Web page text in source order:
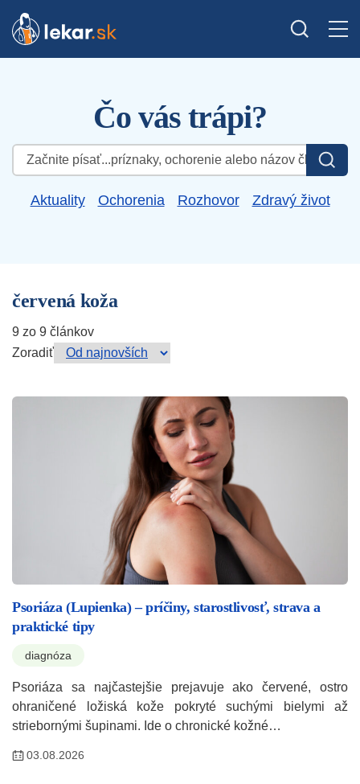
Čo vás trápi?
Hľadať:
Aktuality Ochorenia Rozhovor Zdravý život
červená koža
9 zo 9 článkov
Zoradiť
Psoriáza (Lupienka) – príčiny, starostlivosť, strava a
praktické tipy
diagnóza
Psoriáza sa najčastejšie prejavuje ako červené, ostro
ohraničené ložiská kože pokryté suchými bielymi až
striebornými šupinami. Ide o chronické kožné…
03.08.2026